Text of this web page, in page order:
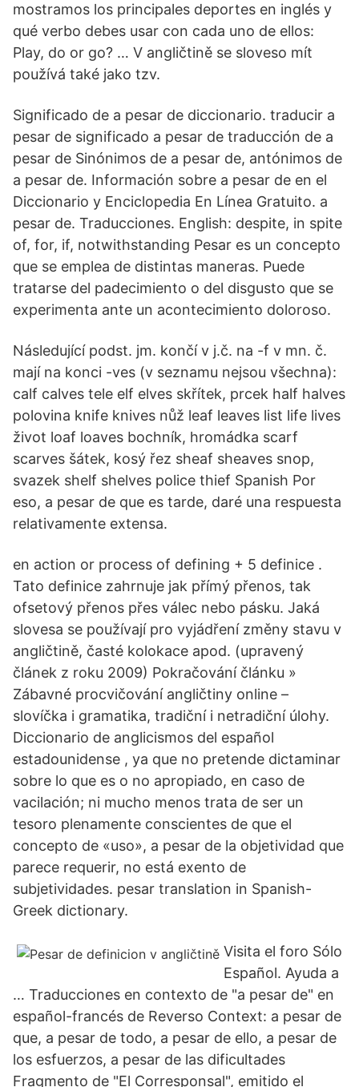
mostramos los principales deportes en inglés y
qué verbo debes usar con cada uno de ellos:
Play, do or go? … V angličtině se sloveso mít
používá také jako tzv.
Significado de a pesar de diccionario. traducir a
pesar de significado a pesar de traducción de a
pesar de Sinónimos de a pesar de, antónimos de
a pesar de. Información sobre a pesar de en el
Diccionario y Enciclopedia En Línea Gratuito. a
pesar de. Traducciones. English: despite, in spite
of, for, if, notwithstanding Pesar es un concepto
que se emplea de distintas maneras. Puede
tratarse del padecimiento o del disgusto que se
experimenta ante un acontecimiento doloroso.
Následující podst. jm. končí v j.č. na -f v mn. č.
mají na konci -ves (v seznamu nejsou všechna):
calf calves tele elf elves skřítek, prcek half halves
polovina knife knives nůž leaf leaves list life lives
život loaf loaves bochník, hromádka scarf
scarves šátek, kosý řez sheaf sheaves snop,
svazek shelf shelves police thief Spanish Por
eso, a pesar de que es tarde, daré una respuesta
relativamente extensa.
en action or process of defining + 5 definice .
Tato definice zahrnuje jak přímý přenos, tak
ofsetový přenos přes válec nebo pásku. Jaká
slovesa se používají pro vyjádření změny stavu v
angličtině, časté kolokace apod. (upravený
článek z roku 2009) Pokračování článku »
Zábavné procvičování angličtiny online –
slovíčka i gramatika, tradiční i netradiční úlohy.
Diccionario de anglicismos del español
estadounidense , ya que no pretende dictaminar
sobre lo que es o no apropiado, en caso de
vacilación; ni mucho menos trata de ser un
tesoro plenamente conscientes de que el
concepto de «uso», a pesar de la objetividad que
parece requerir, no está exento de
subjetividades. pesar translation in Spanish-
Greek dictionary.
Visita el foro Sólo
Español. Ayuda a
… Traducciones en contexto de "a pesar de" en
español-francés de Reverso Context: a pesar de
que, a pesar de todo, a pesar de ello, a pesar de
los esfuerzos, a pesar de las dificultades
Fragmento de "El Corresponsal", emitido el